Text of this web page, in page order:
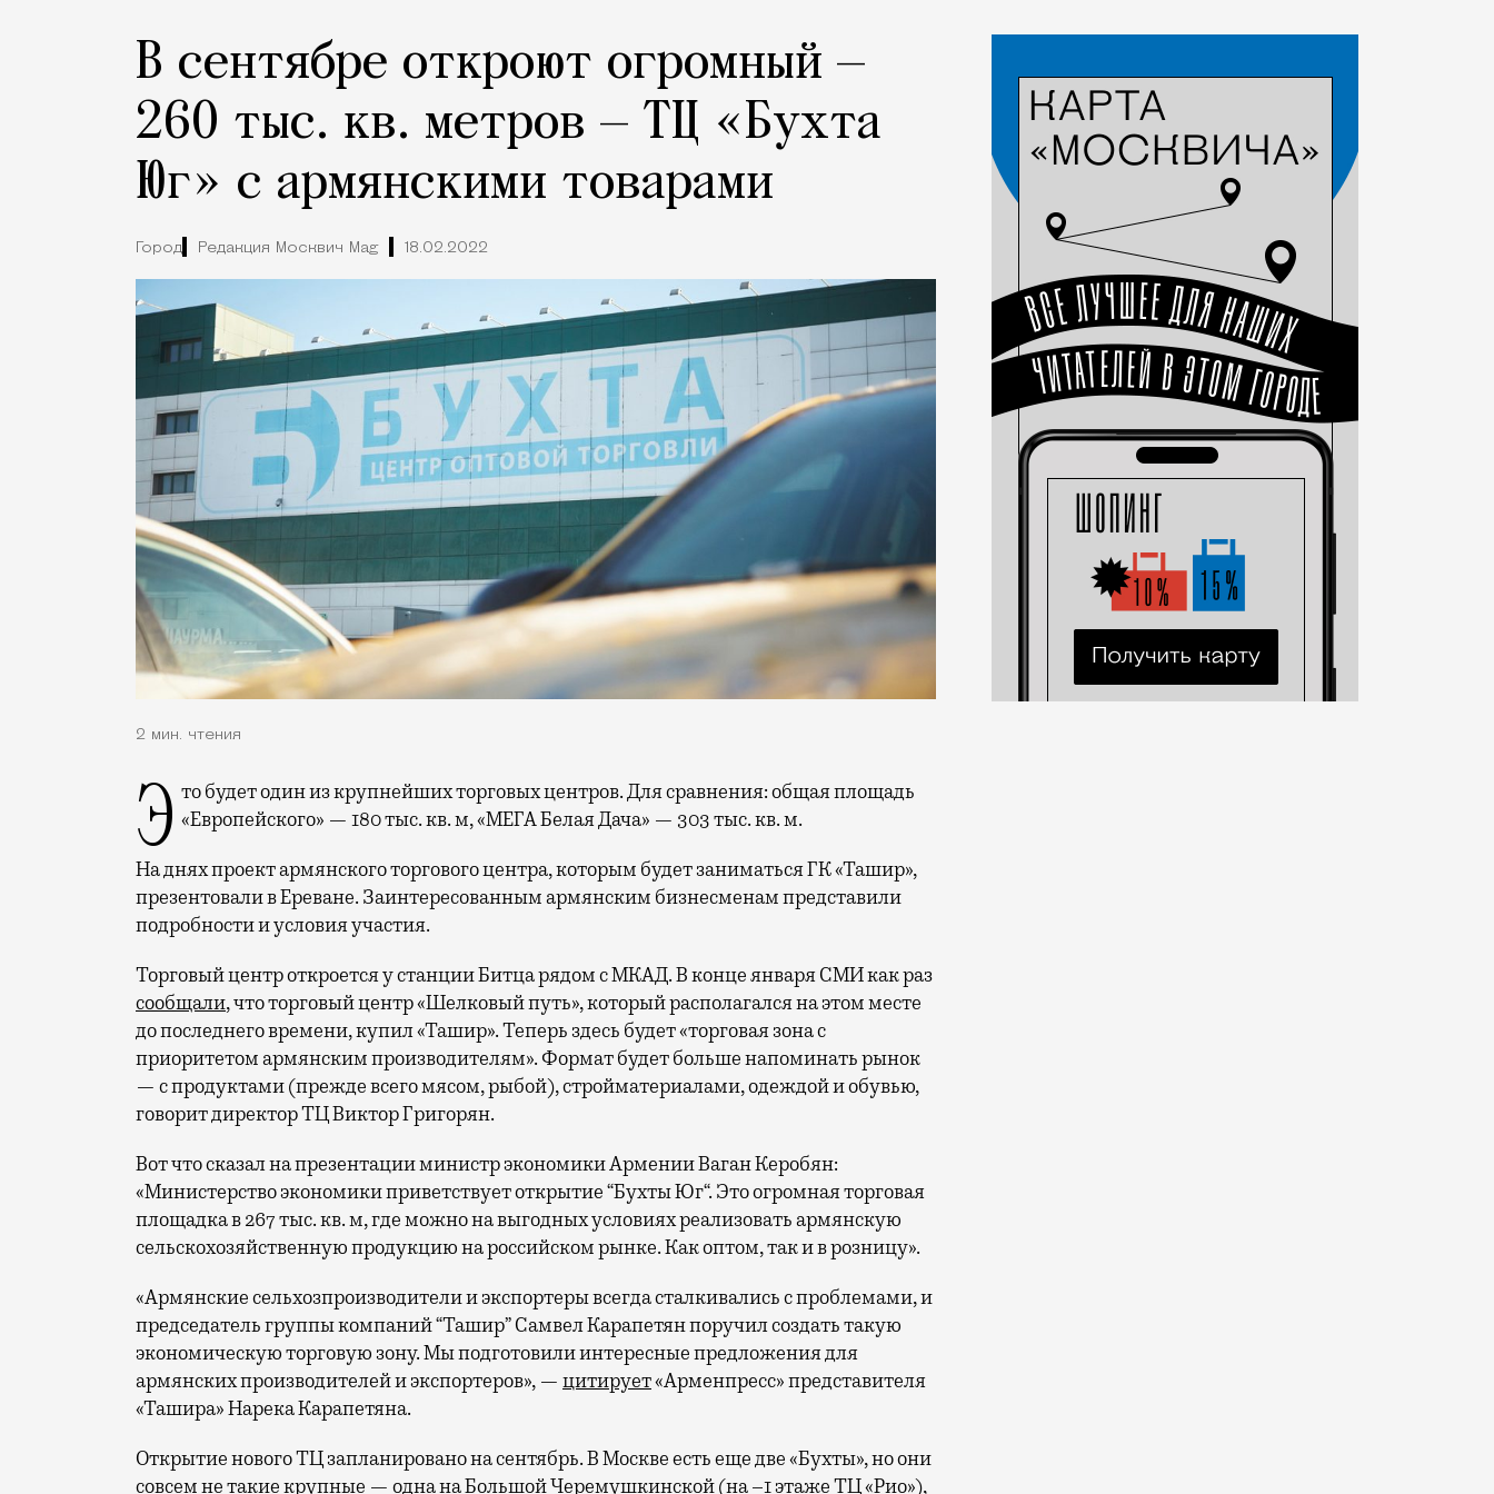
В сентябре откроют огромный —
260 тыс. кв. метров — ТЦ «Бухта
Юг» с армянскими товарами
Город Редакция Москвич Mag 18.02.2022
2 мин. чтения
Это будет один из крупнейших торговых центров. Для сравнения: общая площадь «Европейского» — 180 тыс. кв. м, «МЕГА Белая Дача» — 303 тыс. кв. м.
На днях проект армянского торгового центра, которым будет заниматься ГК «Ташир»,
презентовали в Ереване. Заинтересованным армянским бизнесменам представили
подробности и условия участия.
Торговый центр откроется у станции Битца рядом с МКАД. В конце января СМИ как раз
сообщали, что торговый центр «Шелковый путь», который располагался на этом месте
до последнего времени, купил «Ташир». Теперь здесь будет «торговая зона с
приоритетом армянским производителям». Формат будет больше напоминать рынок
— с продуктами (прежде всего мясом, рыбой), стройматериалами, одеждой и обувью,
говорит директор ТЦ Виктор Григорян.
Вот что сказал на презентации министр экономики Армении Ваган Керобян:
«Министерство экономики приветствует открытие “Бухты Юг“. Это огромная торговая
площадка в 267 тыс. кв. м, где можно на выгодных условиях реализовать армянскую
сельскохозяйственную продукцию на российском рынке. Как оптом, так и в розницу».
«Армянские сельхозпроизводители и экспортеры всегда сталкивались с проблемами, и
председатель группы компаний “Ташир” Самвел Карапетян поручил создать такую
экономическую торговую зону. Мы подготовили интересные предложения для
армянских производителей и экспортеров», — цитирует«Арменпресс» представителя
«Ташира» Нарека Карапетяна.
Открытие нового ТЦ запланировано на сентябрь. В Москве есть еще две «Бухты», но они
совсем не такие крупные — одна на Большой Черемушкинской (на –1 этаже ТЦ «Рио»),